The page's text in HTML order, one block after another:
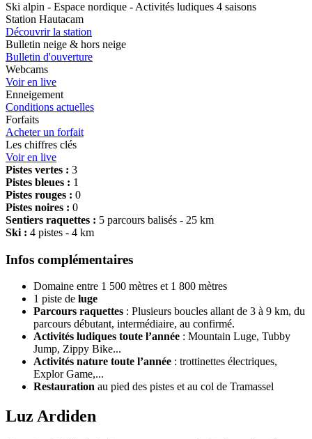
Ski alpin - Espace nordique - Activités ludiques 4 saisons
Station Hautacam
Découvrir la station
Bulletin neige & hors neige
Bulletin d'ouverture
Webcams
Voir en live
Enneigement
Conditions actuelles
Forfaits
Acheter un forfait
Les chiffres clés
Voir en live
Pistes vertes : 3
Pistes bleues : 1
Pistes rouges : 0
Pistes noires : 0
Sentiers raquettes : 5 parcours balisés - 25 km
Ski : 4 pistes - 4 km
Infos complémentaires
Domaine entre 1 500 mètres et 1 800 mètres
1 piste de luge
Parcours raquettes : Plusieurs boucles allant de 3 à 9 km, du
parcours débutant, intermédiaire, au confirmé.
Activités ludiques toute l’année : Mountain Luge, Tubby
Jump, Zippy Bike...
Activités nature toute l’année : trottinettes électriques,
Explor Game,...
Restauration au pied des pistes et au col de Tramassel
Luz Ardiden